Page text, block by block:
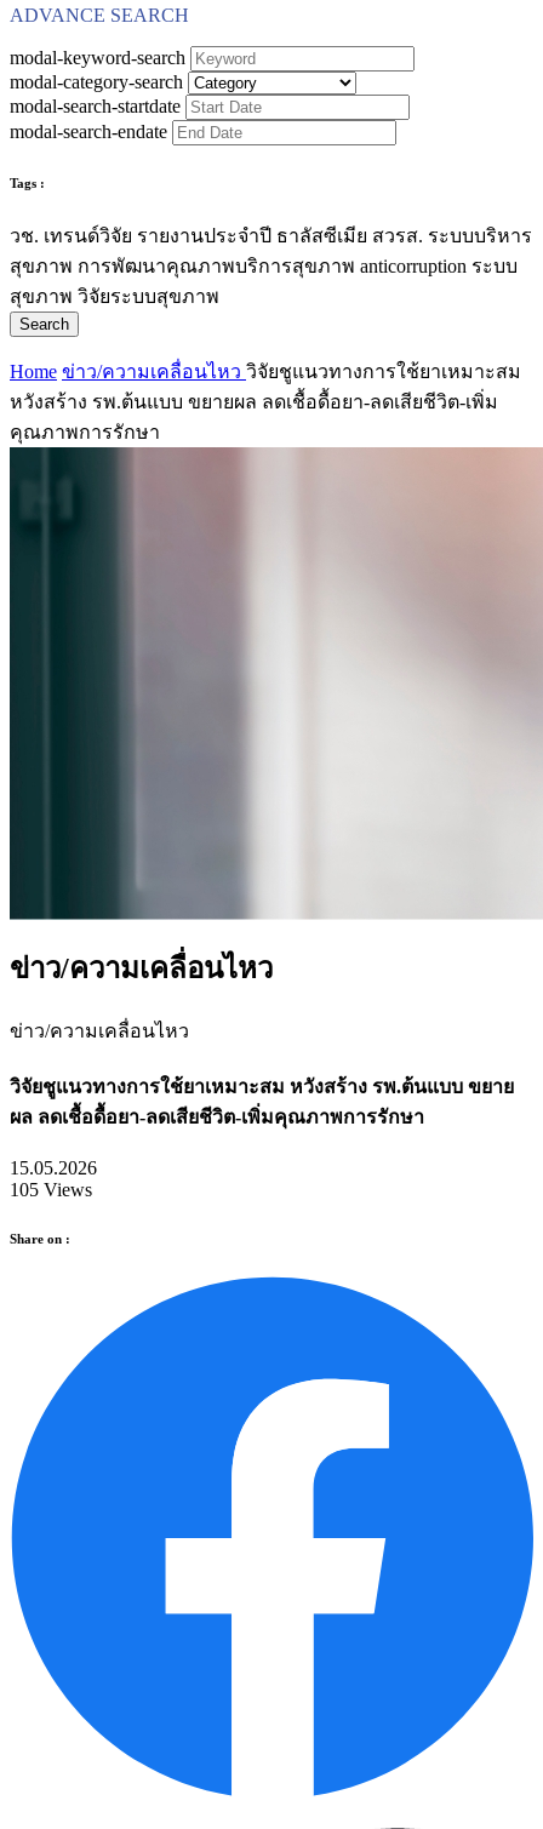
ADVANCE SEARCH
modal-keyword-search
modal-category-search
modal-search-startdate
modal-search-endate
Tags :
วช. เทรนด์วิจัย รายงานประจำปี ธาลัสซีเมีย สวรส. ระบบบริหาร
สุขภาพ การพัฒนาคุณภาพบริการสุขภาพ anticorruption ระบบ
สุขภาพ วิจัยระบบสุขภาพ
Search
Home ข่าว/ความเคลื่อนไหว วิจัยชูแนวทางการใช้ยาเหมาะสม
หวังสร้าง รพ.ต้นแบบ ขยายผล ลดเชื้อดื้อยา-ลดเสียชีวิต-เพิ่ม
คุณภาพการรักษา
ข่าว/ความเคลื่อนไหว
ข่าว/ความเคลื่อนไหว
วิจัยชูแนวทางการใช้ยาเหมาะสม หวังสร้าง รพ.ต้นแบบ ขยาย
ผล ลดเชื้อดื้อยา-ลดเสียชีวิต-เพิ่มคุณภาพการรักษา
15.05.2026
105 Views
Share on :